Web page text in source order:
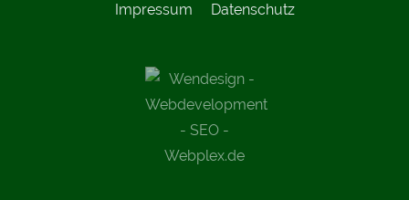
Impressum Datenschutz